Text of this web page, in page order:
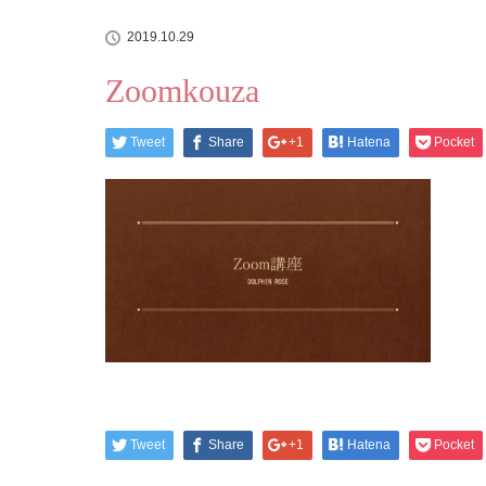
2019.10.29
Zoomkouza
Tweet Share +1 Hatena Pocket
Tweet Share +1 Hatena Pocket